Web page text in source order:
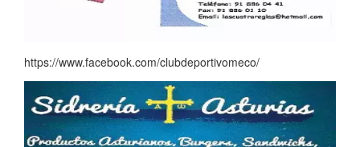
https://www.facebook.com/clubdeportivomeco/